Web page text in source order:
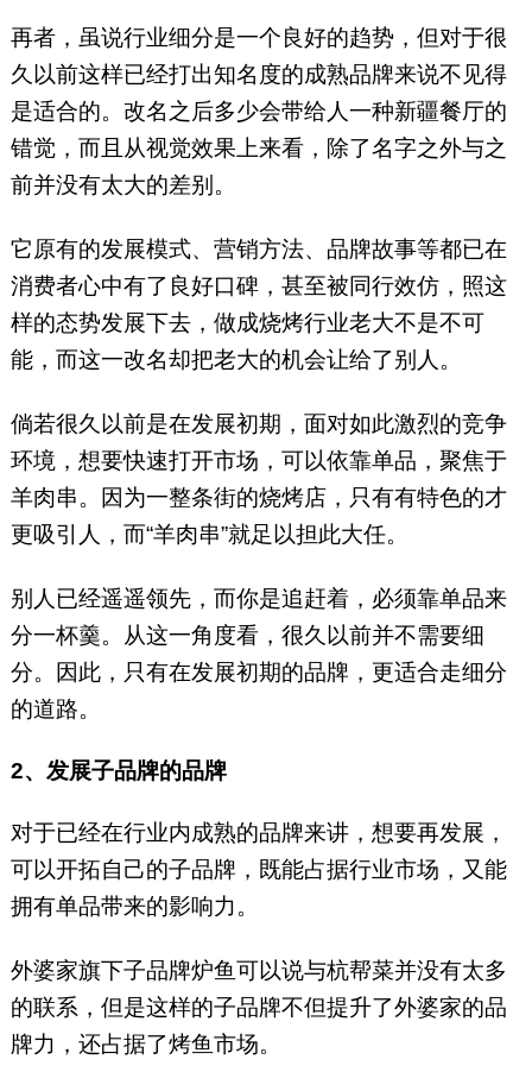
再者，虽说行业细分是一个良好的趋势，但对于很
久以前这样已经打出知名度的成熟品牌来说不见得
是适合的。改名之后多少会带给人一种新疆餐厅的
错觉，而且从视觉效果上来看，除了名字之外与之
前并没有太大的差别。
它原有的发展模式、营销方法、品牌故事等都已在
消费者心中有了良好口碑，甚至被同行效仿，照这
样的态势发展下去，做成烧烤行业老大不是不可
能，而这一改名却把老大的机会让给了别人。
倘若很久以前是在发展初期，面对如此激烈的竞争
环境，想要快速打开市场，可以依靠单品，聚焦于
羊肉串。因为一整条街的烧烤店，只有有特色的才
更吸引人，而“羊肉串”就足以担此大任。
别人已经遥遥领先，而你是追赶着，必须靠单品来
分一杯羹。从这一角度看，很久以前并不需要细
分。因此，只有在发展初期的品牌，更适合走细分
的道路。
2、发展子品牌的品牌
对于已经在行业内成熟的品牌来讲，想要再发展，
可以开拓自己的子品牌，既能占据行业市场，又能
拥有单品带来的影响力。
外婆家旗下子品牌炉鱼可以说与杭帮菜并没有太多
的联系，但是这样的子品牌不但提升了外婆家的品
牌力，还占据了烤鱼市场。